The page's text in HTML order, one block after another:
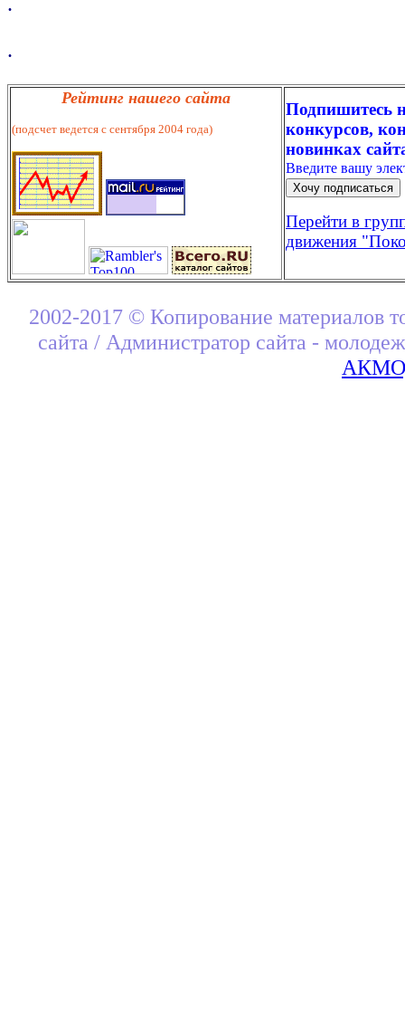
.
Рейтинг нашего сайта
(подсчет ведется с сентября 2004 года)
Подпишитесь
конкурсов,
новинках
Введите вашу
Перейти в
движения
2002-2017 © Копирование материалов
сайта / Администратор сайта -